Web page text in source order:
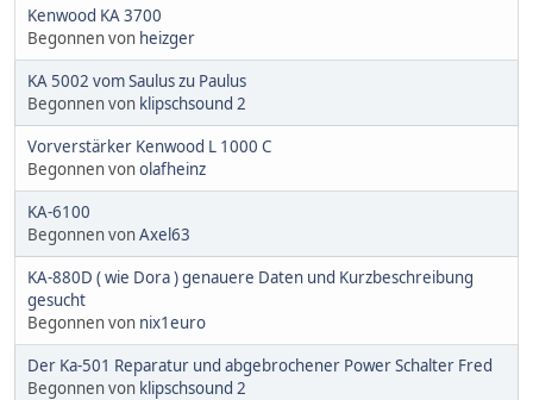
Kenwood KA 3700
Begonnen von heizger
KA 5002 vom Saulus zu Paulus
Begonnen von klipschsound 2
Vorverstärker Kenwood L 1000 C
Begonnen vonolafheinz
KA-6100
Begonnen vonAxel63
KA-880D ( wie Dora ) genauere Daten und Kurzbeschreibung
gesucht
Begonnen von nix1euro
Der Ka-501 Reparatur und abgebrochener Power Schalter Fred
Begonnen von klipschsound 2